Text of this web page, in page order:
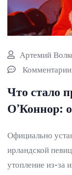
Артемий
Что стало
О’Коннор:
Официально
ирландской
утопление из-за